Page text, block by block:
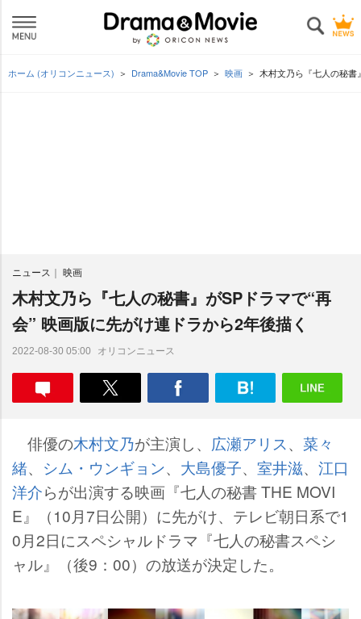
ホーム (オリコンニュース) Drama&Movie TOP 映画 木村文乃ら『七人の秘書
ニュース 映画
木村文乃ら『七人の秘書』がSPドラマで“再
会” 映画版に先がけ連ドラから2年後描く
2022-08-30 05:00 オリコンニュース
俳優の木村文乃が主演し、 広瀬アリス、 菜々
緒、 シム・ウンギョン、 大島優子、 室井滋、 江口
洋介らが出演する映画『七人の秘書 THE MOVI
E』（10月7日公開）に先がけ、テレビ朝日系で1
0月2日にスペシャルドラマ『七人の秘書スペシ
ャル』（後9：00）の放送が決定した。